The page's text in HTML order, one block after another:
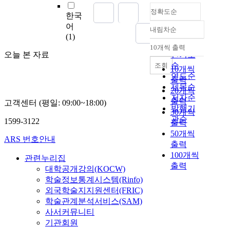
한국
어
(1)
오늘 본 자료
정확도순
정확도
순
인기도
순
연도순
제목순
저자순
발행기
관순
내림차순
내림차순
10개씩 출력
10개씩
출력
20개씩
출력
30개씩
출력
50개씩
출력
100개씩
출력
조회
고객센터 (평일: 09:00~18:00)
1599-3122
ARS 번호안내
관련누리집
대학공개강의(KOCW)
학술정보통계시스템(Rinfo)
외국학술지지원센터(FRIC)
학술관계분석서비스(SAM)
사서커뮤니티
기관회원